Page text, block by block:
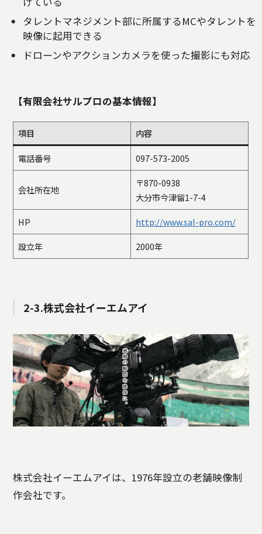
タレントマネジメント部に所属するMCやタレントを
映像に起用できる
ドローンやアクションカメラを使った撮影にも対応
【有限会社サルプロの基本情報】
項目 内容
電話番号 097-573-2005
会社所在地
〒870-0938
大分市今津留1-7-4
HP
http://www.sal-pro.com/
設立年
2000年
2-3.株式会社イーエムアイ
株式会社イーエムアイは、1976年設立の老舗映像制
作会社です。